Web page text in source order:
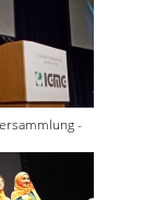
-